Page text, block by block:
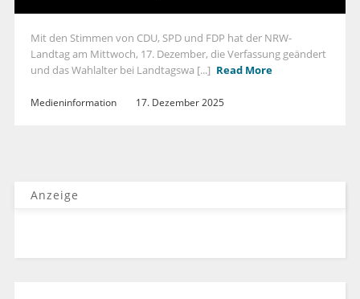
Mit den Stimmen von CDU, SPD und FDP hat der NRW-
Landtag am Mittwoch, 17. Dezember, die Verfassung geändert
und das Wahlalter bei Landtagswa [...] Read More
Medieninformation 17. Dezember 2025
Anzeige